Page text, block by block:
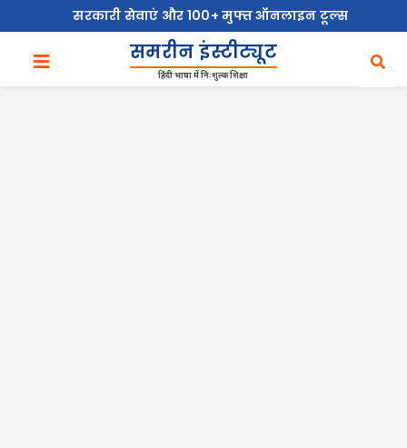
सरकारी सेवाएं और 100+ मुफ्त ऑनलाइन टूल्स
समरीन इंस्टीट्यूट
हिंदी भाषा में निःशुल्क शिक्षा